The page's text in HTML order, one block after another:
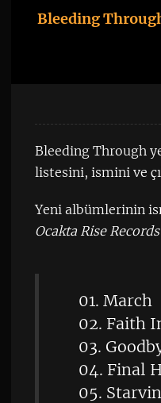
Bleeding
Bleeding Through
listesini, ismini ve
Yeni albümlerinin
Ocakta Rise
01. March
02. Faith
03.
04. Final
05.